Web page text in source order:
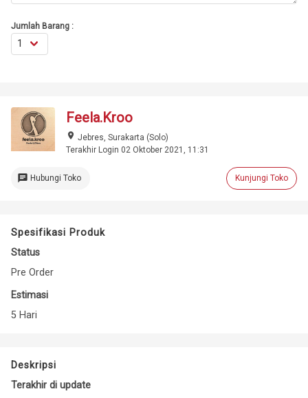
Jumlah Barang :
Feela.Kroo
place Jebres, Surakarta (Solo)
Terakhir Login 02 Oktober 2021, 11:31
chat Hubungi Toko Kunjungi Toko
Spesifikasi Produk
Status
Pre Order
Estimasi
5 Hari
Deskripsi
Terakhir di update